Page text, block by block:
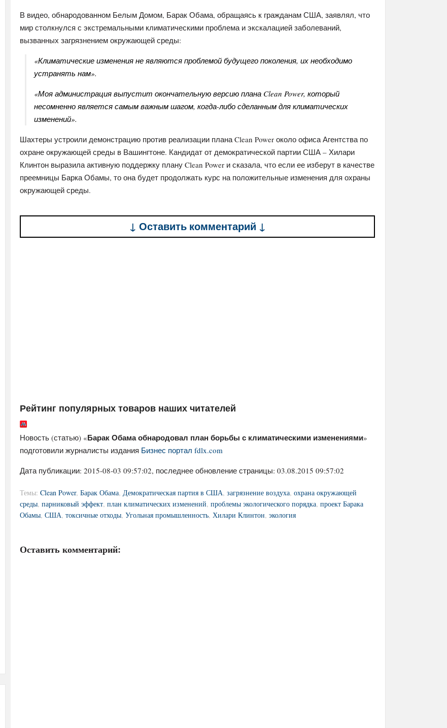
В видео, обнародованном Белым Домом, Барак Обама, обращаясь к гражданам США, заявлял, что
мир столкнулся с экстремальными климатическими проблема и экскалацией заболеваний,
вызванных загрязнением окружающей среды:
«Климатические изменения не являются проблемой будущего поколения, их необходимо
устранять нам».
«Моя администрация выпустит окончательную версию плана Clean Power, который
несомненно является самым важным шагом, когда-либо сделанным для климатических
изменений».
Шахтеры устроили демонстрацию против реализации плана Clean Power около офиса Агентства по
охране окружающей среды в Вашингтоне. Кандидат от демократической партии США – Хилари
Клинтон выразила активную поддержку плану Clean Power и сказала, что если ее изберут в качестве
преемницы Барка Обамы, то она будет продолжать курс на положительные изменения для охраны
окружающей среды.
↓ Оставить комментарий ↓
Рейтинг популярных товаров наших читателей
Новость (статью) «Барак Обама обнародовал план борьбы с климатическими изменениями»
подготовили журналисты издания Бизнес портал fdlx.com
Дата публикации: 2015-08-03 09:57:02, последнее обновление страницы: 03.08.2015 09:57:02
Темы: Clean Power, Барак Обама, Демократическая партия в США, загрязнение воздуха, охрана окружающей
среды, парниковый эффект, план климатических изменений, проблемы экологического порядка, проект Барака
Обамы, США, токсичные отходы, Угольная промышленность, Хилари Клинтон, экология
Оставить комментарий: